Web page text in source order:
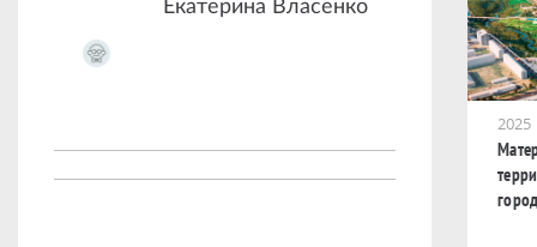
Екатерина Власенко
2025